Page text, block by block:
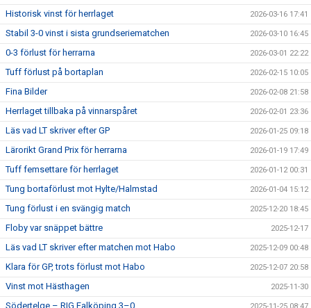
Historisk vinst för herrlaget 2026-03-16 17:41
Stabil 3-0 vinst i sista grundseriematchen 2026-03-10 16:45
0-3 förlust för herrarna 2026-03-01 22:22
Tuff förlust på bortaplan 2026-02-15 10:05
Fina Bilder 2026-02-08 21:58
Herrlaget tillbaka på vinnarspåret 2026-02-01 23:36
Läs vad LT skriver efter GP 2026-01-25 09:18
Lärorikt Grand Prix för herrarna 2026-01-19 17:49
Tuff femsettare för herrlaget 2026-01-12 00:31
Tung bortaförlust mot Hylte/Halmstad 2026-01-04 15:12
Tung förlust i en svängig match 2025-12-20 18:45
Floby var snäppet bättre 2025-12-17
Läs vad LT skriver efter matchen mot Habo 2025-12-09 00:48
Klara för GP, trots förlust mot Habo 2025-12-07 20:58
Vinst mot Hästhagen 2025-11-30
Södertelge – RIG Falköping 3–0